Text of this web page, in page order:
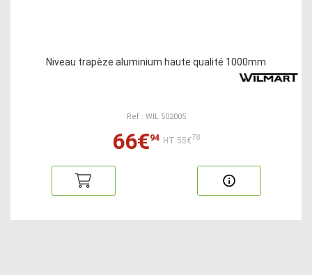
Niveau trapèze aluminium haute qualité 1000mm
Ref : WIL 502005
66€94 HT:55€78